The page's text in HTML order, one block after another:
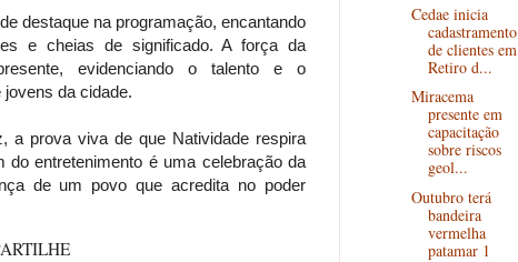
destaque na programação, encantando
e cheias de significado. A força da
evidenciando o talento e o
da cidade.
a prova viva de que Natividade respira
entretenimento é uma celebração da
de um povo que acredita no poder
Cedae inicia
cadastramento
de clientes em
Retiro d...
Miracema
presente em
capacitação
sobre riscos
geol...
Outubro terá
bandeira
vermelha
patamar 1